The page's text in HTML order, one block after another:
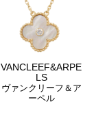
VANCLEEF&ARPE
LS
ヴァンクリーフ＆ア
ーペル